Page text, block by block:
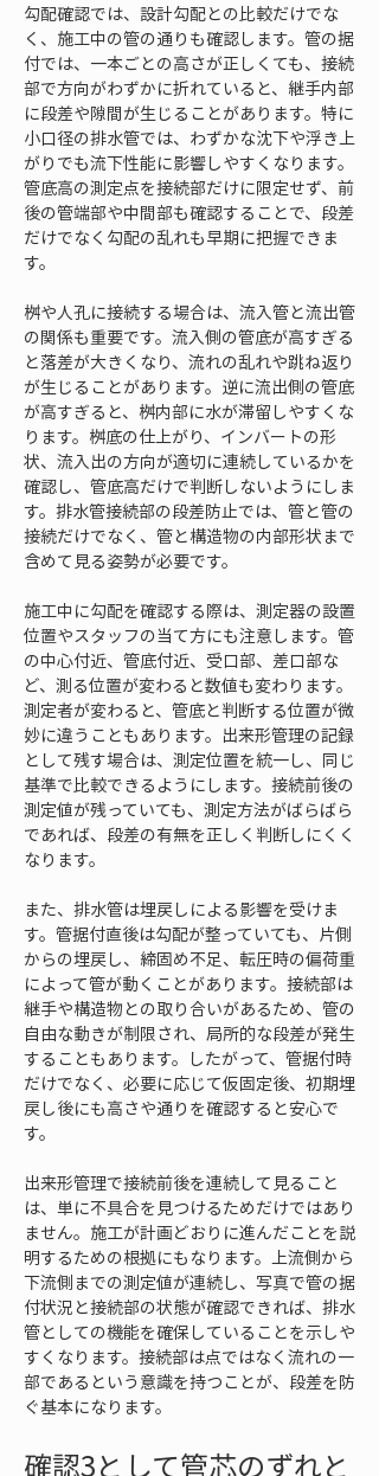
勾配確認では、設計勾配との比較だけでな
く、施工中の管の通りも確認します。管の据
付では、一本ごとの高さが正しくても、接続
部で方向がわずかに折れていると、継手内部
に段差や隙間が生じることがあります。特に
小口径の排水管では、わずかな沈下や浮き上
がりでも流下性能に影響しやすくなります。
管底高の測定点を接続部だけに限定せず、前
後の管端部や中間部も確認することで、段差
だけでなく勾配の乱れも早期に把握できま
す。
桝や人孔に接続する場合は、流入管と流出管
の関係も重要です。流入側の管底が高すぎる
と落差が大きくなり、流れの乱れや跳ね返り
が生じることがあります。逆に流出側の管底
が高すぎると、桝内部に水が滞留しやすくな
ります。桝底の仕上がり、インバートの形
状、流入出の方向が適切に連続しているかを
確認し、管底高だけで判断しないようにしま
す。排水管接続部の段差防止では、管と管の
接続だけでなく、管と構造物の内部形状まで
含めて見る姿勢が必要です。
施工中に勾配を確認する際は、測定器の設置
位置やスタッフの当て方にも注意します。管
の中心付近、管底付近、受口部、差口部な
ど、測る位置が変わると数値も変わります。
測定者が変わると、管底と判断する位置が微
妙に違うこともあります。出来形管理の記録
として残す場合は、測定位置を統一し、同じ
基準で比較できるようにします。接続前後の
測定値が残っていても、測定方法がばらばら
であれば、段差の有無を正しく判断しにくく
なります。
また、排水管は埋戻しによる影響を受けま
す。管据付直後は勾配が整っていても、片側
からの埋戻し、締固め不足、転圧時の偏荷重
によって管が動くことがあります。接続部は
継手や構造物との取り合いがあるため、管の
自由な動きが制限され、局所的な段差が発生
することもあります。したがって、管据付時
だけでなく、必要に応じて仮固定後、初期埋
戻し後にも高さや通りを確認すると安心で
す。
出来形管理で接続前後を連続して見ること
は、単に不具合を見つけるためだけではあり
ません。施工が計画どおりに進んだことを説
明するための根拠にもなります。上流側から
下流側までの測定値が連続し、写真で管の据
付状況と接続部の状態が確認できれば、排水
管としての機能を確保していることを示しや
すくなります。接続部は点ではなく流れの一
部であるという意識を持つことが、段差を防
ぐ基本になります。
確認3として管芯のずれと